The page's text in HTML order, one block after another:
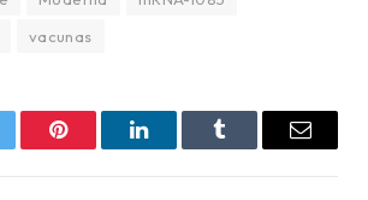
vacunas
Pinterest LinkedInTumblr Email